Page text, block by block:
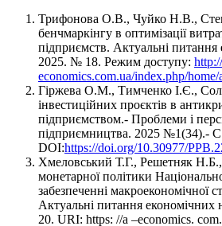
Трифонова О.В., Чуйко Н.В.,
бенчмаркінгу в оптимізації
підприємств. Актуальні питання
2025. № 18. Режим доступу:
economics.com.ua/index.php/
Гіржева О.М., Тимченко І.Є.,
інвестиційних проєктів в
підприємством.- Проблеми і
підприємництва. 2025 №1(34).-
DOI:https://doi.org/10.30977/
Хмеловський Т.Г., Решетняк
монетарної політики
забезпеченні макроекономічної
Актуальні питання
20. URI: https: //a –economics.